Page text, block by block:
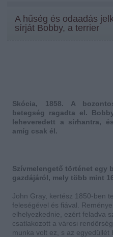
A hűség és odaadás
sírját Bobby, a terrier
Skócia, 1858. A
betegség ragadta el.
leheveredett a sírhantra,
amíg csak él.
Szívmelengető történet egy
gazdájáról, mely több mint
John Gray, kertész 1850-ben
feleségével és fiával.
elhelyezkednie, ezért feladva
csatlakozott a városi
munka volt ez, s az egyedüllét